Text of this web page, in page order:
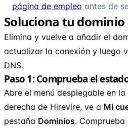
página de empleo antes de
Soluciona tu
Elimina y vuelve a añadir el
actualizar la conexión y luego
DNS.
Paso 1: Comprueba el
Abre el menú desplegable en
derecha de Hirevire, ve a Mi
pestaña Dominios.